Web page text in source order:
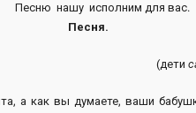
исполним для вас.
Песня.
(дети
а как вы думаете, ваши